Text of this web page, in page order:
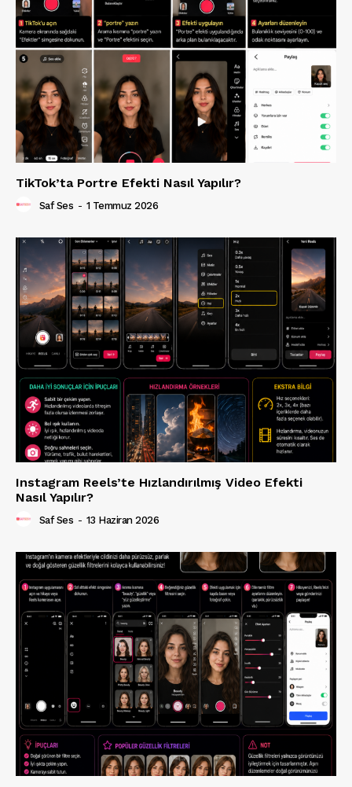
TikTok’ta Portre Efekti Nasıl Yapılır?
Saf Ses - 1 Temmuz 2026
Instagram Reels’te Hızlandırılmış Video Efekti
Nasıl Yapılır?
Saf Ses - 13 Haziran 2026